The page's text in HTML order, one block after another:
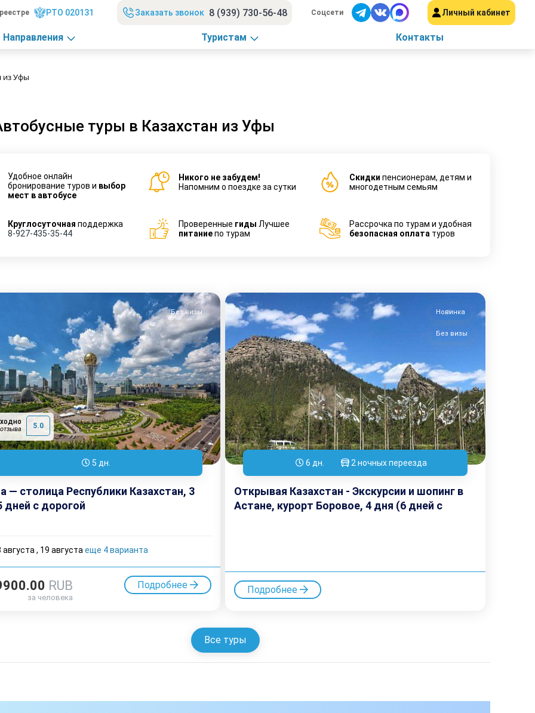
РТО 020131 Заказать звонок 8 (939) 730-56-48 Соцсети Личный кабинет
Направления Туристам Контакты
из Уфы
туры в Казахстан из Уфы
Удобное онлайн
бронирование туров и выбор
мест в автобусе
Никого не забудем!
Напомним о поездке за сутки
Cкидки пенсионерам, детям и
многодетным семьям
Круглосуточная поддержка
8-927-435-35-44
Проверенные гиды Лучшее
питаниепо турам
Рассрочка по турам и удобная
безопасная оплата туров
5.0
Без визы
5 дн.
— столица Республики Казахстан, 3
дней с дорогой
августа , 19 августа еще 4 варианта
RUB
за человека
Подробнее
Новинка
Без визы
6 дн. 2 ночных переезда
Открывая Казахстан - Экскурсии и шопинг в
Астане, курорт Боровое, 4 дня (6 дней с
Подробнее
Все туры